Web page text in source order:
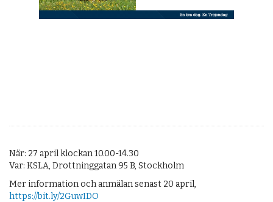
När: 27 april klockan 10.00-14.30
Var: KSLA, Drottninggatan 95 B, Stockholm
Mer information och anmälan senast 20 april,
https://bit.ly/2GuwIDO